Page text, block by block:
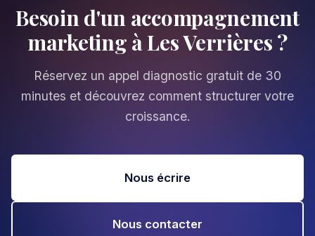
Besoin d'un accompagnement
marketing à Les Verrières ?
Réservez un appel diagnostic gratuit de 30
minutes et découvrez comment structurer votre
croissance.
Nous écrire
Nous contacter